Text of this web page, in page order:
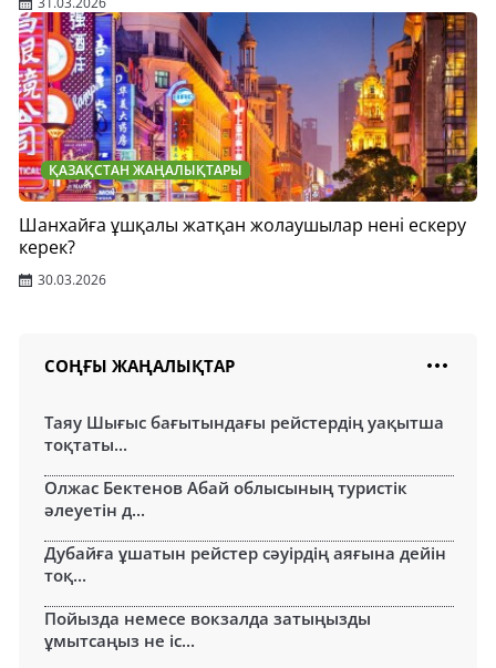
ҚАЗАҚСТАН ЖАҢАЛЫҚТАРЫ
Шанхайға ұшқалы жатқан жолаушылар нені ескеру
керек?
30.03.2026
СОҢҒЫ ЖАҢАЛЫҚТАР
Таяу Шығыс бағытындағы рейстердің уақытша
тоқтаты...
Олжас Бектенов Абай облысының туристік
әлеуетін д...
Дубайға ұшатын рейстер сәуірдің аяғына дейін
тоқ...
Пойызда немесе вокзалда затыңызды
ұмытсаңыз не іс...